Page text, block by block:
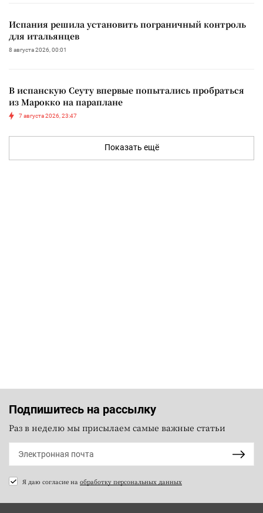
Испания решила установить пограничный контроль
для итальянцев
8 августа 2026, 00:01
В испанскую Сеуту впервые попытались пробраться
из Марокко на параплане
7 августа 2026, 23:47
Показать ещё
Подпишитесь на рассылку
Раз в неделю мы присылаем самые важные статьи
Я даю согласие на обработку персональных данных